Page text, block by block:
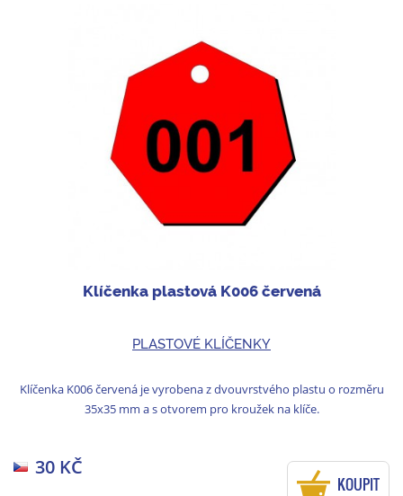
Klíčenka plastová K006 červená
PLASTOVÉ KLÍČENKY
Klíčenka K006 červená je vyrobena z dvouvrstvého plastu o rozměru
35x35 mm a s otvorem pro kroužek na klíče.
30 KČ
KOUPIT